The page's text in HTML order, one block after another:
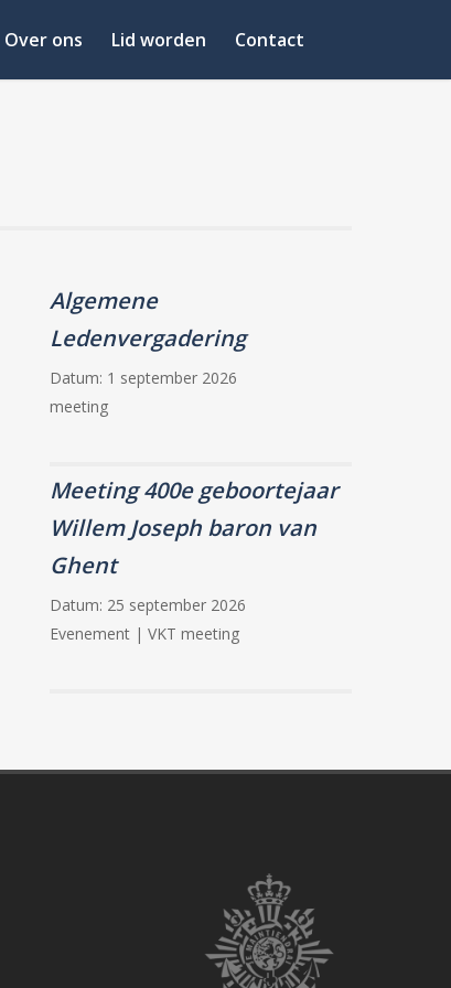
Over ons Lid worden Contact
Algemene
Ledenvergadering
Datum: 1 september 2026
meeting
Meeting 400e geboortejaar
Willem Joseph baron van
Ghent
Datum: 25 september 2026
Evenement | VKT meeting